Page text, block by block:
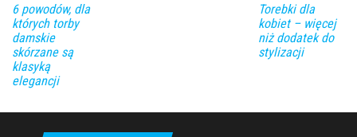
6 powodów, dla
których torby
damskie
skórzane są
klasyką
elegancji
Torebki dla
kobiet – więcej
niż dodatek do
stylizacji